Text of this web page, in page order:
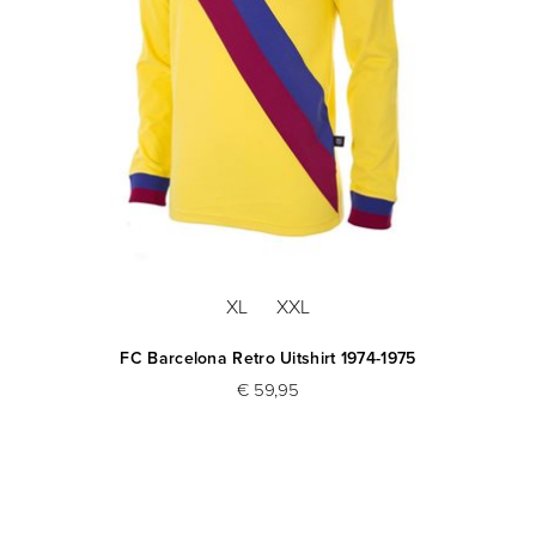
XL XXL
FC Barcelona Retro Uitshirt 1974-1975
€ 59,95